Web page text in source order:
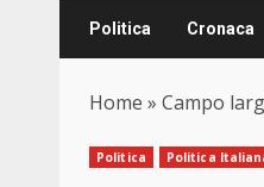
Politica Cronaca
Home » Campo
Politica Politica